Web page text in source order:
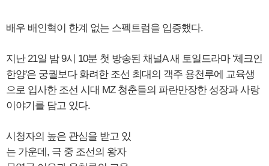
배우 배인혁이 한계 없는 스펙트럼을 입증했다.
지난 21일 밤 9시 10분 첫 방송된 채널A 새 토일드라마 '체크인
한양'은 궁궐보다 화려한 조선 최대의 객주 용천루에 교육생
으로 입사한 조선 시대 MZ 청춘들의 파란만장한 성장과 사랑
이야기를 담고 있다.
시청자의 높은 관심을 받고 있
는 가운데, 극 중 조선의 왕자